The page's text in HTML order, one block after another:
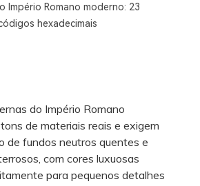
Império Romano moderno: 23
hexadecimais
do Império Romano
de materiais reais e exigem
de fundos neutros quentes e
com cores luxuosas
para pequenos detalhes